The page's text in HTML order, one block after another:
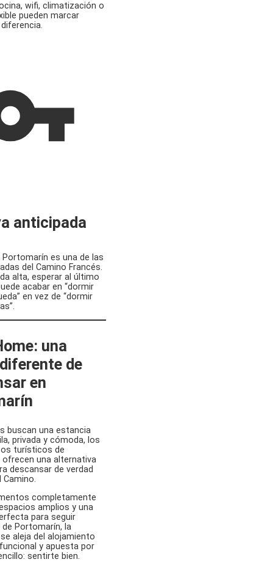
wifi, climatización o
pueden marcar
anticipada
Portomarín es una de las
del Camino Francés.
alta, esperar al último
acabar en “dormir
en vez de “dormir
una
de
en
buscan una estancia
privada y cómoda, los
turísticos de
una alternativa
descansar de verdad
completamente
amplios y una
para seguir
Portomarín, la
aleja del alojamiento
y apuesta por
sentirte bien.